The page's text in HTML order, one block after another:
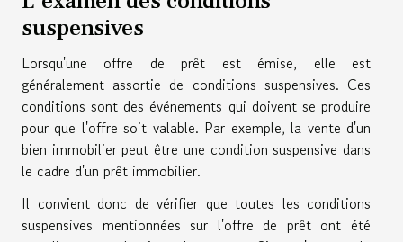
suspensives
Lorsqu'une offre de prêt est émise, elle est
généralement assortie de conditions suspensives. Ces
conditions sont des événements qui doivent se produire
pour que l'offre soit valable. Par exemple, la vente d'un
bien immobilier peut être une condition suspensive dans
le cadre d'un prêt immobilier.
Il convient donc de vérifier que toutes les conditions
suspensives mentionnées sur l'offre de prêt ont été